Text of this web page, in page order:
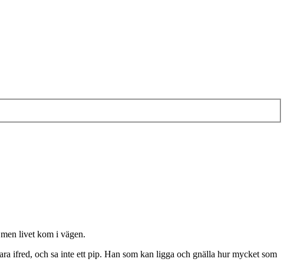
livet kom i vägen.
ifred, och sa inte ett pip. Han som kan ligga och gnälla hur mycket som